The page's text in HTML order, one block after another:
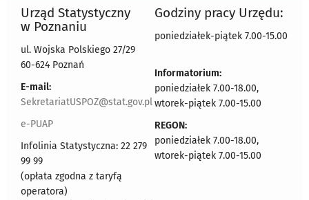
Urząd Statystyczny
w Poznaniu
ul. Wojska Polskiego 27/29
60-624 Poznań
E-mail:
SekretariatUSPOZ@stat.gov.pl
e-PUAP
Infolinia Statystyczna: 22 279
99 99
(opłata zgodna z taryfą
operatora)
Godziny pracy Urzędu:
poniedziałek-piątek 7.00-15.00
Informatorium:
poniedziałek 7.00-18.00,
wtorek-piątek 7.00-15.00
REGON:
poniedziałek 7.00-18.00,
wtorek-piątek 7.00-15.00